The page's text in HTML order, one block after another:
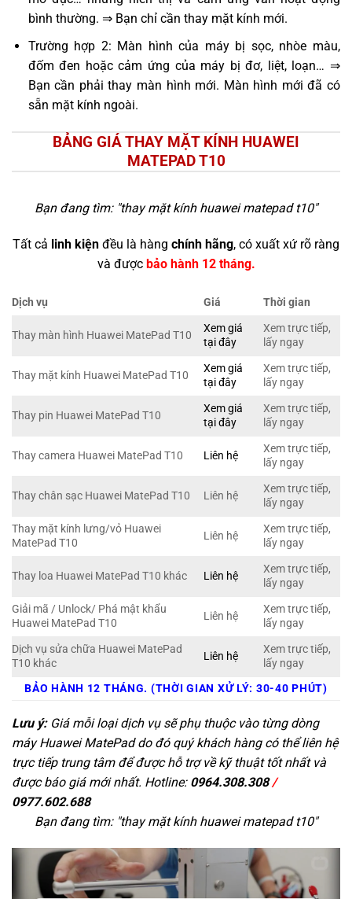
bình thường. ⇒ Bạn chỉ cần thay mặt kính mới.
Trường hợp 2: Màn hình của máy bị sọc, nhòe màu,
đốm đen hoặc cảm ứng của máy bị đơ, liệt, loạn… ⇒
Bạn cần phải thay màn hình mới. Màn hình mới đã có
sẵn mặt kính ngoài.
BẢNG GIÁ THAY MẶT KÍNH HUAWEI
MATEPAD T10
Bạn đang tìm: "thay mặt kính huawei matepad t10"
Tất cả linh kiện đều là hàng chính hãng, có xuất xứ rõ ràng
và được bảo hành 12 tháng.
Dịch vụ Giá Thời gian
Thay màn hình Huawei MatePad T10
Xem giá
tại đây
Xem trực tiếp,
lấy ngay
Thay mặt kính Huawei MatePad T10
Xem giá
tại đây
Xem trực tiếp,
lấy ngay
Thay pin Huawei MatePad T10
Xem giá
tại đây
Xem trực tiếp,
lấy ngay
Thay camera Huawei MatePad T10 Liên hệ
Xem trực tiếp,
lấy ngay
Thay chân sạc Huawei MatePad T10 Liên hệ
Xem trực tiếp,
lấy ngay
Thay mặt kính lưng/vỏ Huawei
MatePad T10
Liên hệ
Xem trực tiếp,
lấy ngay
Thay loa Huawei MatePad T10 khác Liên hệ
Xem trực tiếp,
lấy ngay
Giải mã / Unlock/ Phá mật khẩu
Huawei MatePad T10
Liên hệ
Xem trực tiếp,
lấy ngay
Dịch vụ sửa chữa Huawei MatePad
T10 khác
Liên hệ
Xem trực tiếp,
lấy ngay
BẢO HÀNH 12 THÁNG. (THỜI GIAN XỬ LÝ: 30-40 PHÚT)
Lưu ý:Giá mỗi loại dịch vụ sẽ phụ thuộc vào từng dòng
máy Huawei MatePad do đó quý khách hàng có thể liên hệ
trực tiếp trung tâm để được hỗ trợ về kỹ thuật tốt nhất và
được báo giá mới nhất. Hotline: 0964.308.308/
0977.602.688
Bạn đang tìm: "thay mặt kính huawei matepad t10"